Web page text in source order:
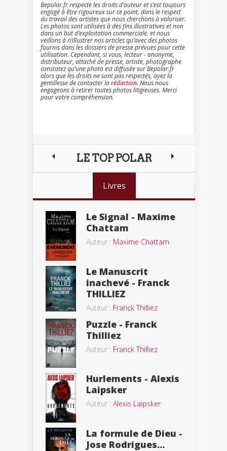
Bepolar.fr respecte les droits d’auteur et s’est toujours
engagé à être rigoureux sur ce point, dans le respect
du travail des artistes que nous cherchons à valoriser.
Les photos sont utilisées à des fins illustratives et non
dans un but d’exploitation commerciale. et nous
veillons à n’illustrer nos articles qu’avec des photos
fournis dans les dossiers de presse prévues pour cette
utilisation. Cependant, si vous, lecteur - anonyme,
distributeur, attaché de presse, artiste, photographe
constatez qu’une photo est diffusée sur Bepolar.fr
alors que les droits ne sont pas respectés, ayez la
gentillesse de contacter larédaction. Nous nous
engageons à retirer toutes photos litigieuses. Merci
pour votre compréhension.
LE TOP POLAR
Livres
Le Signal - Maxime
Chattam
Auteur : Maxime Chattam
Le Manuscrit
inachevé - Franck
THILLIEZ
Auteur : Franck Thilliez
Puzzle - Franck
Thilliez
Auteur : Franck Thilliez
Hurlements - Alexis
Laipsker
Auteur : Alexis Laipsker
La formule de Dieu -
Jose Rodrigues...